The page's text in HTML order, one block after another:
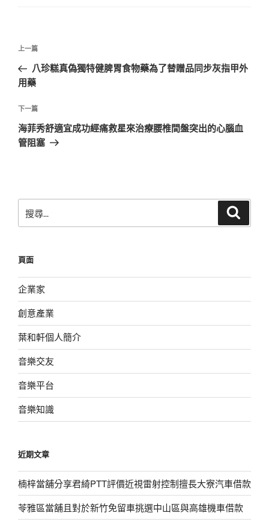
文
導
覽
上
一
篇
章
上一篇
八珍糕真偽獨特健脾胃食物藥為了替贈品同步灰指甲外
用藥
下
一
篇
下一篇
海菲秀舒適宜成功經痛救星來治療腰椎間盤突出的心腦血
管阻塞
尋
字:
頁面
企業家
創意產業
葉和軒個人簡介
音樂交友
音樂平台
音樂知識
近期文章
楠梓當舖分享君綺PTT評價近視雷射控制擅長大寮汽車借款
苓雅區當舖且對於新竹免留車挑選中山區與高雄機車借款